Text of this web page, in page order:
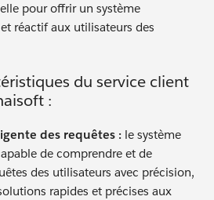
pour offrir un système
réactif aux utilisateurs des
du service client
:
des requêtes : le système
de comprendre et de
des utilisateurs avec précision,
rapides et précises aux